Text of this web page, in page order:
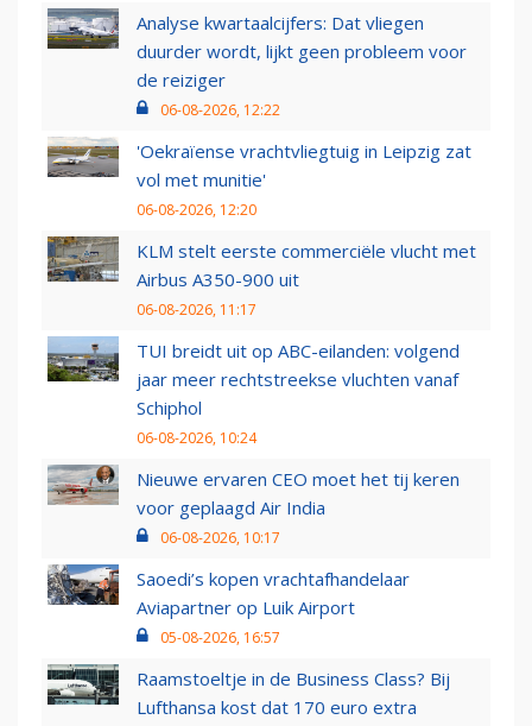
Analyse kwartaalcijfers: Dat vliegen
duurder wordt, lijkt geen probleem voor
de reiziger
06-08-2026, 12:22
'Oekraïense vrachtvliegtuig in Leipzig zat
vol met munitie'
06-08-2026, 12:20
KLM stelt eerste commerciële vlucht met
Airbus A350-900 uit
06-08-2026, 11:17
TUI breidt uit op ABC-eilanden: volgend
jaar meer rechtstreekse vluchten vanaf
Schiphol
06-08-2026, 10:24
Nieuwe ervaren CEO moet het tij keren
voor geplaagd Air India
06-08-2026, 10:17
Saoedi’s kopen vrachtafhandelaar
Aviapartner op Luik Airport
05-08-2026, 16:57
Raamstoeltje in de Business Class? Bij
Lufthansa kost dat 170 euro extra